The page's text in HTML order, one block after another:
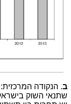
ב. הנקודה
שתנאי השוק